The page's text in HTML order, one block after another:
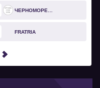
FRATRIA